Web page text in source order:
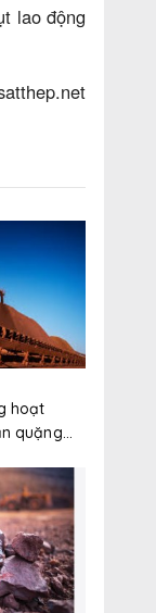
lao động
hoạt
quặng